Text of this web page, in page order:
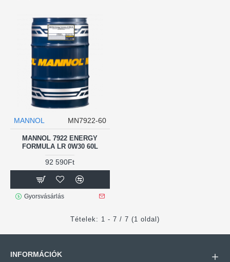
MANNOL MN7922-60
MANNOL 7922 ENERGY
FORMULA LR 0W30 60L
92 590Ft
Gyorsvásárlás
Tételek: 1 - 7 / 7 (1 oldal)
INFORMÁCIÓK